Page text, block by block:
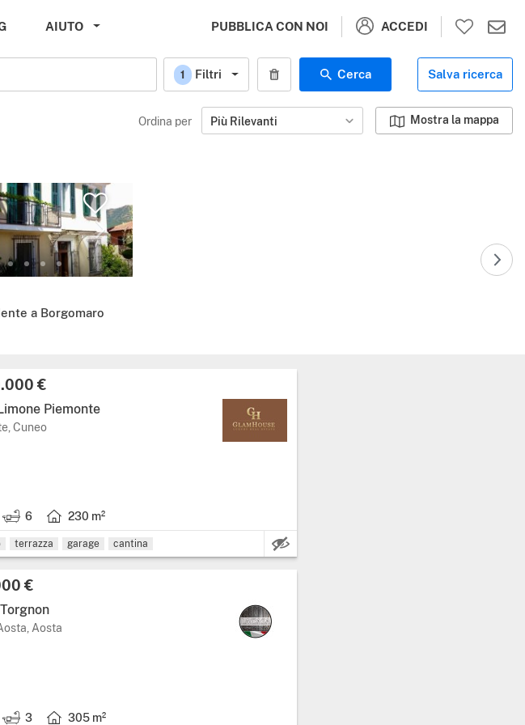
AIUTO PUBBLICA CON NOI ACCEDI
1 Filtri Cerca Salva ricerca
Ordina per Più Rilevanti Mostra la mappa
a Borgomaro
€
Piemonte
CuneoRegione: Piemonte, provincia: Cuneo.
da letto.
6
6 bagni. 230 m²
Superficie abitabile: 230 metri quadrati.
terrazza garage cantina
€
Aosta Regione: Valle d'Aosta, provincia: Aosta.
3 305 m²